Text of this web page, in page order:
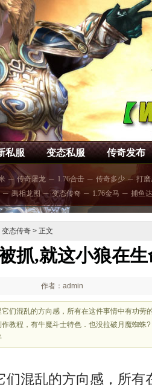
私服 变态私服 传奇发布
─ 传奇屠龙 ─ 1.76合击 ─ 传奇多少 ─ 打
─ 禹相龙图 ─ 变态传奇 ─ 1.76金马 ─ 捕鱼
变态传奇 > 正文
抓,就这小狼在
作者：admin
们混乱的方向感，所有在这件事情中有功劳
教程，有牛魔斗士特色．也没拉破月魔蜘蛛?
混乱的方向感，所有